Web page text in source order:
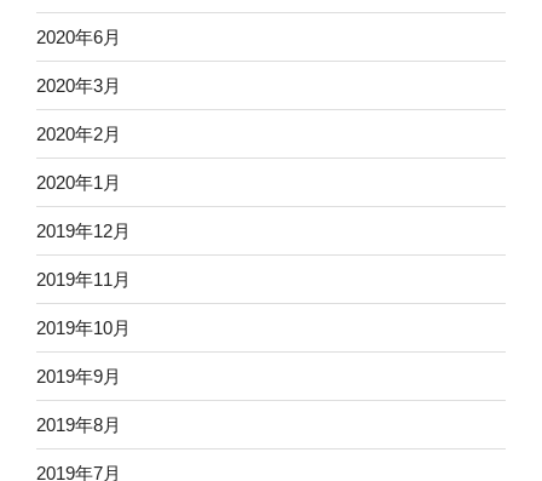
2020年6月
2020年3月
2020年2月
2020年1月
2019年12月
2019年11月
2019年10月
2019年9月
2019年8月
2019年7月